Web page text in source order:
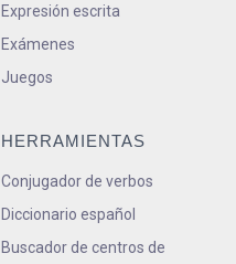
Expresión escrita
Exámenes
Juegos
HERRAMIENTAS
Conjugador de verbos
Diccionario español
Buscador de centros de